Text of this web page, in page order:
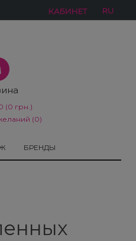
КАБИНЕТ RU
(0 грн.)
(0)
БРЕНДЫ